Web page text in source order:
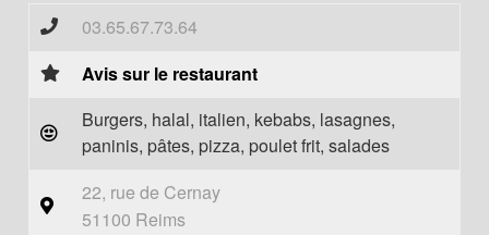
03.65.67.73.64
Avis sur le restaurant
Burgers, halal, italien, kebabs, lasagnes,
paninis, pâtes, pizza, poulet frit, salades
22, rue de Cernay
51100 Reims